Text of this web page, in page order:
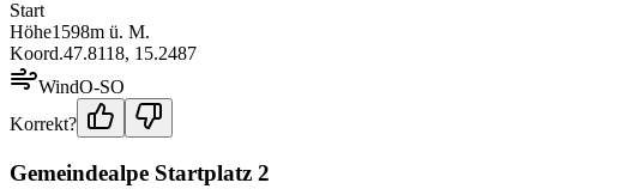
Start
Höhe1598m ü. M.
Koord.47.8118, 15.2487
WindO-SO
Korrekt?
Gemeindealpe Startplatz 2